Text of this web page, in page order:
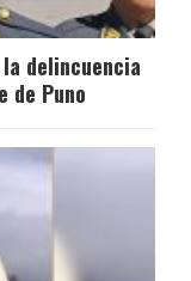
delincuencia
de Puno